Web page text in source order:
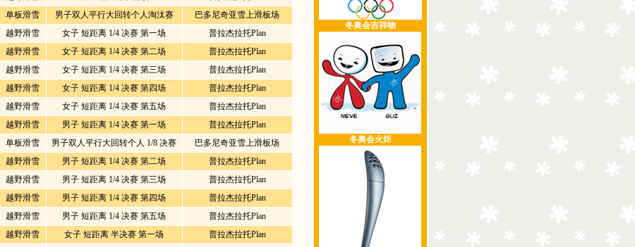
单板滑雪 男子双人平行大回转个人淘汰赛
巴多尼奇亚雪上滑板场
越野滑雪 女子 短距离 1/4 决赛 第一场
普拉杰拉托Plan
越野滑雪 女子 短距离 1/4 决赛 第二场
普拉杰拉托Plan
越野滑雪 女子 短距离 1/4 决赛 第三场
普拉杰拉托Plan
越野滑雪 女子 短距离 1/4 决赛 第四场
普拉杰拉托Plan
越野滑雪 女子 短距离 1/4 决赛 第五场
普拉杰拉托Plan
越野滑雪 男子 短距离 1/4 决赛 第一场
普拉杰拉托Plan
单板滑雪 男子双人平行大回转个人 1/8 决赛
巴多尼奇亚雪上滑板场
越野滑雪 男子 短距离 1/4 决赛 第二场
普拉杰拉托Plan
越野滑雪 男子 短距离 1/4 决赛 第三场
普拉杰拉托Plan
越野滑雪 男子 短距离 1/4 决赛 第四场
普拉杰拉托Plan
越野滑雪 男子 短距离 1/4 决赛 第五场
普拉杰拉托Plan
越野滑雪 女子 短距离 半决赛 第一场
普拉杰拉托Plan
冬奥会吉祥物
冬奥会火炬